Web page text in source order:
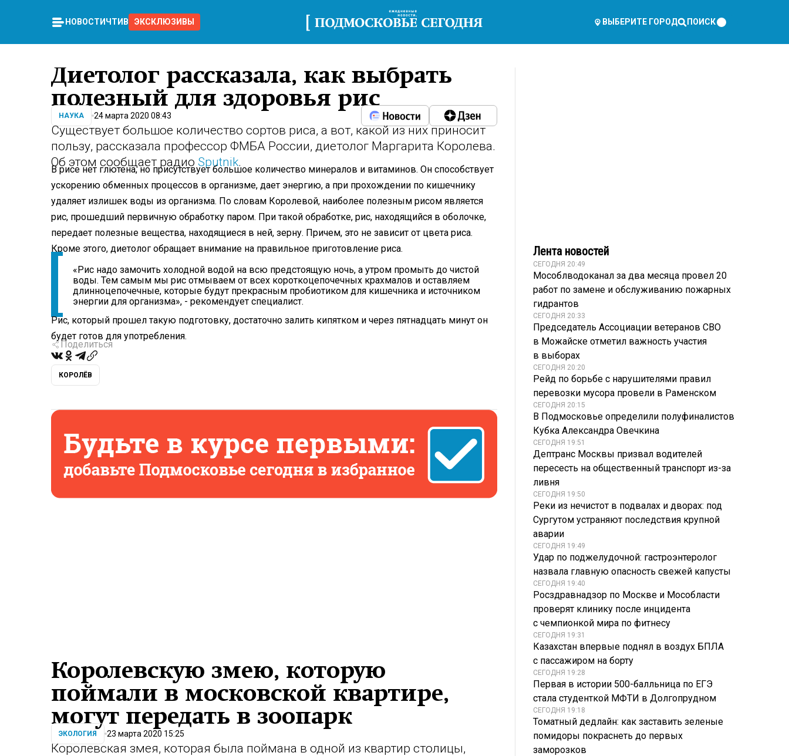
НОВОСТИ ЧТИВО ЭКСКЛЮЗИВЫ ВЫБЕРИТЕ ГОРОД ПОИСК
Диетолог рассказала, как выбрать
полезный для здоровья рис
НАУКА 24 марта 2020 08:43
Существует большое количество сортов риса, а вот, какой из них приносит
пользу, рассказала профессор ФМБА России, диетолог Маргарита Королева.
Об этом сообщает радио Sputnik.
В рисе нет глютена, но присутствует большое количество минералов и витаминов. Он способствует
ускорению обменных процессов в организме, дает энергию, а при прохождении по кишечнику
удаляет излишек воды из организма. По словам Королевой, наиболее полезным рисом является
рис, прошедший первичную обработку паром. При такой обработке, рис, находящийся в оболочке,
передает полезные вещества, находящиеся в ней, зерну. Причем, это не зависит от цвета риса.
Кроме этого, диетолог обращает внимание на правильное приготовление риса.
«Рис надо замочить холодной водой на всю предстоящую ночь, а утром промыть до чистой
воды. Тем самым мы рис отмываем от всех короткоцепочечных крахмалов и оставляем
длинноцепочечные, которые будут прекрасным пробиотиком для кишечника и источником
энергии для организма», - рекомендует специалист.
Рис, который прошел такую подготовку, достаточно залить кипятком и через пятнадцать минут он
будет готов для употребления.
Поделиться
КОРОЛЁВ
Королевскую змею, которую
поймали в московской квартире,
могут передать в зоопарк
ЭКОЛОГИЯ 23 марта 2020 15:25
Королевская змея, которая была поймана в одной из квартир столицы,
Лента новостей
СЕГОДНЯ 20:49
Мособлводоканал за два месяца провел 20
работ по замене и обслуживанию пожарных
гидрантов
СЕГОДНЯ 20:33
Председатель Ассоциации ветеранов СВО
в Можайске отметил важность участия
в выборах
СЕГОДНЯ 20:20
Рейд по борьбе с нарушителями правил
перевозки мусора провели в Раменском
СЕГОДНЯ 20:15
В Подмосковье определили полуфиналистов
Кубка Александра Овечкина
СЕГОДНЯ 19:51
Дептранс Москвы призвал водителей
пересесть на общественный транспорт из-за
ливня
СЕГОДНЯ 19:50
Реки из нечистот в подвалах и дворах: под
Сургутом устраняют последствия крупной
аварии
СЕГОДНЯ 19:49
Удар по поджелудочной: гастроэнтеролог
назвала главную опасность свежей капусты
СЕГОДНЯ 19:40
Росздравнадзор по Москве и Мособласти
проверят клинику после инцидента
с чемпионкой мира по фитнесу
СЕГОДНЯ 19:31
Казахстан впервые поднял в воздух БПЛА
с пассажиром на борту
СЕГОДНЯ 19:28
Первая в истории 500-балльница по ЕГЭ
стала студенткой МФТИ в Долгопрудном
СЕГОДНЯ 19:18
Томатный дедлайн: как заставить зеленые
помидоры покраснеть до первых
заморозков